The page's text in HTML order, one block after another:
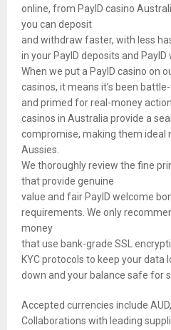
online, from PayID casino
you can deposit
and withdraw faster, with less
in your PayID deposits and
When we put a PayID casino on
casinos, it means it’s been
and primed for real-money
casinos in Australia provide a
compromise, making them
Aussies.
We thoroughly review the fine
that provide genuine
value and fair PayID welcome
requirements. We only
money
that use bank-grade SSL
KYC protocols to keep your data
down and your balance safe for
Accepted currencies include
Collaborations with leading